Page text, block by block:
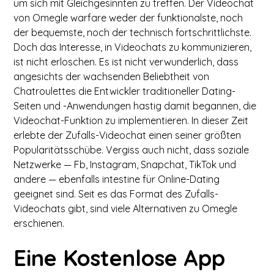
um sich mit Gleichgesinnten zu treffen. Der Videochat
von Omegle warfare weder der funktionalste, noch
der bequemste, noch der technisch fortschrittlichste.
Doch das Interesse, in Videochats zu kommunizieren,
ist nicht erloschen. Es ist nicht verwunderlich, dass
angesichts der wachsenden Beliebtheit von
Chatroulettes die Entwickler traditioneller Dating-
Seiten und -Anwendungen hastig damit begannen, die
Videochat-Funktion zu implementieren. In dieser Zeit
erlebte der Zufalls-Videochat einen seiner größten
Popularitätsschübe. Vergiss auch nicht, dass soziale
Netzwerke — Fb, Instagram, Snapchat, TikTok und
andere — ebenfalls intestine für Online-Dating
geeignet sind. Seit es das Format des Zufalls-
Videochats gibt, sind viele Alternativen zu Omegle
erschienen.
Eine Kostenlose App